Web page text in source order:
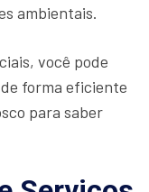
ambientais.
você pode
forma eficiente
para saber